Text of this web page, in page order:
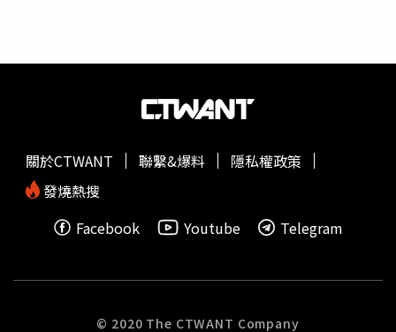
／Twitter）經歷多段轟轟烈烈的感情史後，上原多香子終於
成員TENN登記結婚，原以為這對銀色夫妻會相守到老，未
料TENN在2年後於車內輕生，' 當時上原多香子在告別式手
捧丈夫遺照，憔悴模樣讓人不捨，當時她目睹丈夫的死情緒
崩潰，一度陷入失語低潮，讓大眾相當同情，沒想到在
2017年8月夫家公開TENN的遺書，意外揭露內情並不單
Twitter）就在TENN過世的3年後，他的弟弟對外公布TEEN
花園》男星阿部力。當時TENN的遺書中寫著，「沒有辦法
關）的，下次不可以背叛啊、不可以說謊啊」、「請原諒我
關於CTWANT 聯繫&爆料
隱私權政策
發燒熱搜
Facebook
Youtube Telegram
© 2020 The CTWANT Company